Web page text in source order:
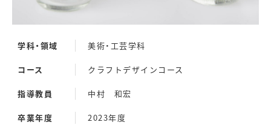
学科・領域 美術・工芸学科
コース クラフトデザインコース
指導教員 中村 和宏
卒業年度 2023年度